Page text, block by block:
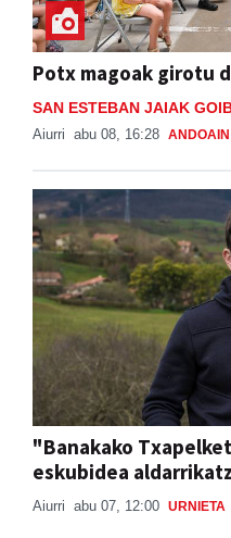
Potx magoak girotu
SAN ESTEBAN JAIAK
Aiurri abu 08, 16:28 ANDOAIN
"Banakako
eskubidea
Aiurri abu 07, 12:00 URNIETA